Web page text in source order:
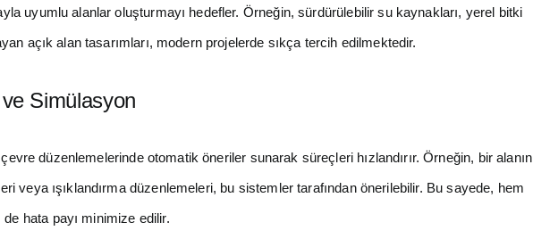
uyumlu alanlar oluşturmayı hedefler. Örneğin, sürdürülebilir su kaynakları, yerel bitki
açık alan tasarımları, modern projelerde sıkça tercih edilmektedir.
Simülasyon
düzenlemelerinde otomatik öneriler sunarak süreçleri hızlandırır. Örneğin, bir alanın
veya ışıklandırma düzenlemeleri, bu sistemler tarafından önerilebilir. Bu sayede, hem
hata payı minimize edilir.